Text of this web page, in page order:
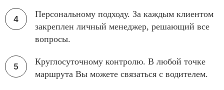
Персональному подходу. За каждым клиентом
закреплен личный менеджер, решающий все
вопросы.
Круглосуточному контролю. В любой точке
маршрута Вы можете связаться с водителем.